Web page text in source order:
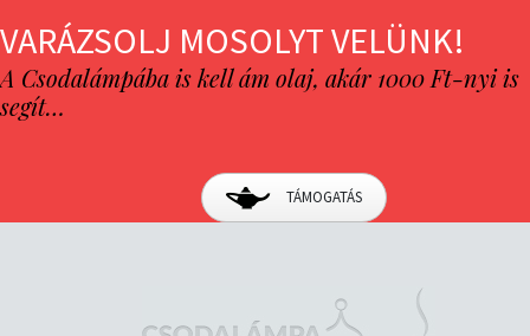
VARÁZSOLJ MOSOLYT VELÜNK!
A Csodalámpába is kell ám olaj, akár 1000 Ft-nyi is
segít…
TÁMOGATÁS